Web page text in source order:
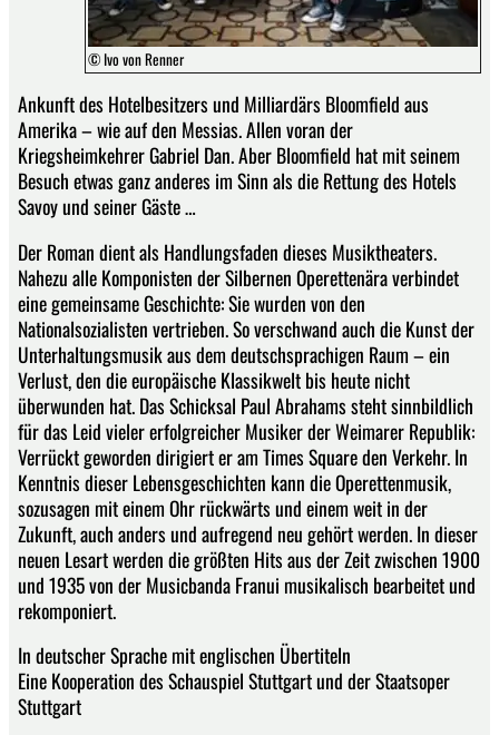
© Ivo von Renner
Ankunft des Hotelbesitzers und Milliardärs Bloomfield aus
Amerika – wie auf den Messias. Allen voran der
Kriegsheimkehrer Gabriel Dan. Aber Bloomfield hat mit seinem
Besuch etwas ganz anderes im Sinn als die Rettung des Hotels
Savoy und seiner Gäste …
Der Roman dient als Handlungsfaden dieses Musiktheaters.
Nahezu alle Komponisten der Silbernen Operettenära verbindet
eine gemeinsame Geschichte: Sie wurden von den
Nationalsozialisten vertrieben. So verschwand auch die Kunst der
Unterhaltungsmusik aus dem deutschsprachigen Raum – ein
Verlust, den die europäische Klassikwelt bis heute nicht
überwunden hat. Das Schicksal Paul Abrahams steht sinnbildlich
für das Leid vieler erfolgreicher Musiker der Weimarer Republik:
Verrückt geworden dirigiert er am Times Square den Verkehr. In
Kenntnis dieser Lebensgeschichten kann die Operettenmusik,
sozusagen mit einem Ohr rückwärts und einem weit in der
Zukunft, auch anders und aufregend neu gehört werden. In dieser
neuen Lesart werden die größten Hits aus der Zeit zwischen 1900
und 1935 von der Musicbanda Franui musikalisch bearbeitet und
rekomponiert.
In deutscher Sprache mit englischen Übertiteln
Eine Kooperation des Schauspiel Stuttgart und der Staatsoper
Stuttgart